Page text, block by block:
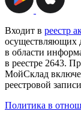
Входит в реестр
осуществляющих
в области
в реестре 2643.
МойСклад
реестровой
Политика в